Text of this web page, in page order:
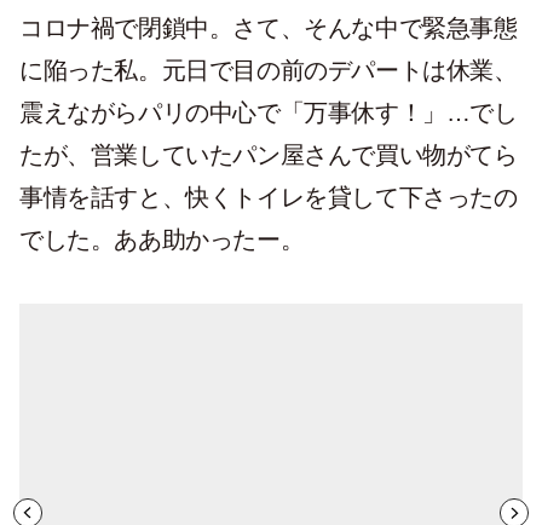
コロナ禍で閉鎖中。さて、そんな中で緊急事態
に陥った私。元日で目の前のデパートは休業、
震えながらパリの中心で「万事休す！」…でし
たが、営業していたパン屋さんで買い物がてら
事情を話すと、快くトイレを貸して下さったの
でした。ああ助かったー。